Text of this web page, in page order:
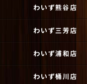
わいず熊谷店
わいず三芳店
わいず浦和店
わいず桶川店